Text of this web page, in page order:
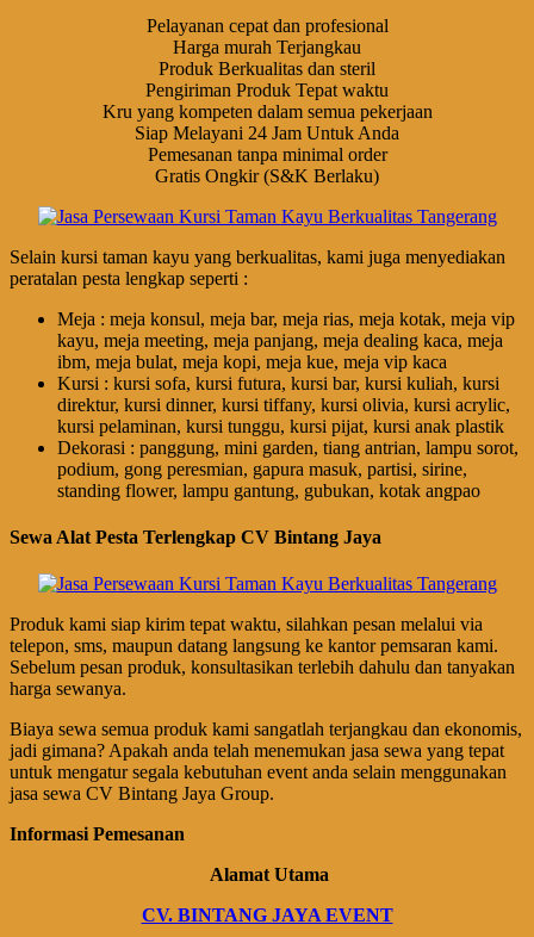
Pelayanan cepat dan profesional
Harga murah Terjangkau
Produk Berkualitas dan steril
Pengiriman Produk Tepat waktu
Kru yang kompeten dalam semua pekerjaan
Siap Melayani 24 Jam Untuk Anda
Pemesanan tanpa minimal order
Gratis Ongkir (S&K Berlaku)
Selain kursi taman kayu yang berkualitas, kami juga menyediakan
peratalan pesta lengkap seperti :
Meja : meja konsul, meja bar, meja rias, meja kotak, meja vip
kayu, meja meeting, meja panjang, meja dealing kaca, meja
ibm, meja bulat, meja kopi, meja kue, meja vip kaca
Kursi : kursi sofa, kursi futura, kursi bar, kursi kuliah, kursi
direktur, kursi dinner, kursi tiffany, kursi olivia, kursi acrylic,
kursi pelaminan, kursi tunggu, kursi pijat, kursi anak plastik
Dekorasi : panggung, mini garden, tiang antrian, lampu sorot,
podium, gong peresmian, gapura masuk, partisi, sirine,
standing flower, lampu gantung, gubukan, kotak angpao
Sewa Alat Pesta Terlengkap CV Bintang Jaya
Produk kami siap kirim tepat waktu, silahkan pesan melalui via
telepon, sms, maupun datang langsung ke kantor pemsaran kami.
Sebelum pesan produk, konsultasikan terlebih dahulu dan tanyakan
harga sewanya.
Biaya sewa semua produk kami sangatlah terjangkau dan ekonomis,
jadi gimana? Apakah anda telah menemukan jasa sewa yang tepat
untuk mengatur segala kebutuhan event anda selain menggunakan
jasa sewa CV Bintang Jaya Group.
Informasi Pemesanan
Alamat Utama
CV. BINTANG JAYA EVENT